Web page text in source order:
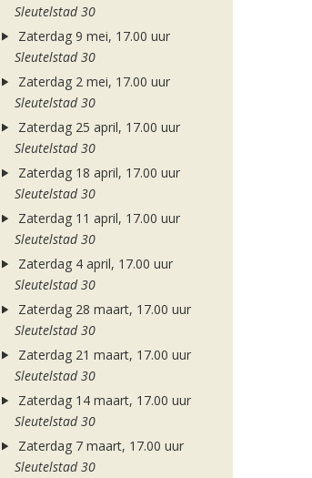
Sleutelstad 30
Zaterdag 9 mei, 17.00 uur
Sleutelstad 30
Zaterdag 2 mei, 17.00 uur
Sleutelstad 30
Zaterdag 25 april, 17.00 uur
Sleutelstad 30
Zaterdag 18 april, 17.00 uur
Sleutelstad 30
Zaterdag 11 april, 17.00 uur
Sleutelstad 30
Zaterdag 4 april, 17.00 uur
Sleutelstad 30
Zaterdag 28 maart, 17.00 uur
Sleutelstad 30
Zaterdag 21 maart, 17.00 uur
Sleutelstad 30
Zaterdag 14 maart, 17.00 uur
Sleutelstad 30
Zaterdag 7 maart, 17.00 uur
Sleutelstad 30